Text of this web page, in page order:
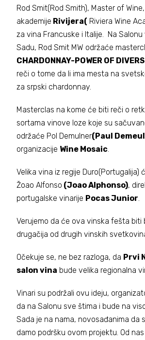
Rod Smit(Rod Smith), Master of
akademije Rivijera( Riviera Wine
za vina Francuske i Italije. Na Salonu
Sadu, Rod Smit MW održaće
CHARDONNAY-POWER OF
reči o tome da li ima mesta na
za srpski chardonnay.
Masterclas na kome će biti reči o
sortama vinove loze koje su
održaće Pol Demulner(Paul
organizacije Wine Mosaic
Velika vina iz regije Duro(Portugalija)
Žoao Alfonso (Joao Alphonso),
portugalske vinarije Pocas Junior
Verujemo da će ova vinska fešta biti
drugačija od drugih vinskih
Očekuje se, ne bez razloga, da Prvi
salon vina bude velika regionalna
Vinari su podržali ovu ideju,
da na Salonu sve štima i bude na
Sada je na nama, novosađanima da
damo podršku ovom projektu. Od nas